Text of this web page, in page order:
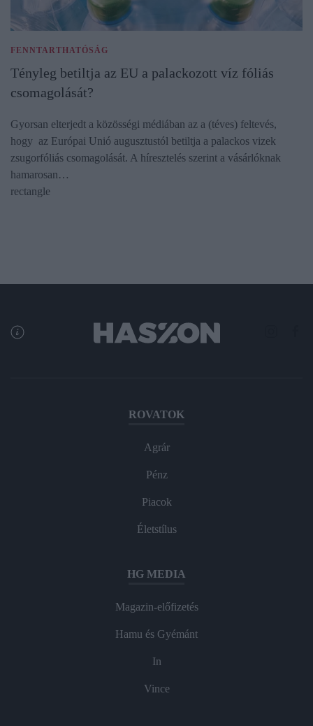
FENNTARTHATÓSÁG
Tényleg betiltja az EU a palackozott víz fóliás
csomagolását?
Gyorsan elterjedt a közösségi médiában az a (téves) feltevés,
hogy az Európai Unió augusztustól betiltja a palackos vizek
zsugorfóliás csomagolását. A híresztelés szerint a vásárlóknak
hamarosan…
rectangle
ROVATOK
Agrár
Pénz
Piacok
Életstílus
HG MEDIA
Magazin-előfizetés
Hamu és Gyémánt
In
Vince